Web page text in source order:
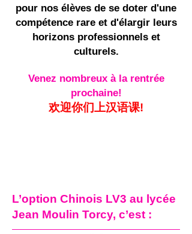
pour nos élèves de se doter d'une
compétence rare et d'élargir leurs
horizons professionnels et
culturels.
Venez nombreux à la rentrée
prochaine!
欢迎你们上汉语课!
L’option Chinois LV3 au lycée
Jean Moulin Torcy, c’est :